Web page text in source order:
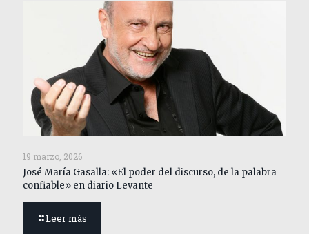
19 marzo, 2026
José María Gasalla: «El poder del discurso, de la palabra
confiable» en diario Levante
Leer más